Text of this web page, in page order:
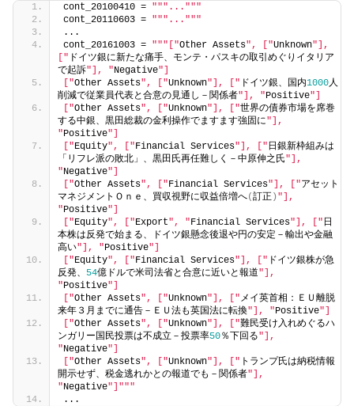
cont_20100410 = """..."""
cont_20110603 = """..."""
...
cont_20161003 = """["Other Assets", ["Unknown"],
[" ドイツ銀に新たな痛手、モンテ・パスキの取引めぐりイタリア
で起訴"], "Negative"]
["Other Assets", ["Unknown"], [" ドイツ銀、国内1000人
削減で従業員代表と合意の見通し－関係者"], "Positive"]
["Other Assets", ["Unknown"], ["世界の債券市場を席巻
する中銀、黒田総裁の金利操作でますます強固に"],
"Positive"]
["Equity", ["Financial Services"], [" 日銀新枠組みは
「リフレ派の敗北」、黒田氏再任難しく－中原伸之氏"],
"Negative"]
["Other Assets", ["Financial Services"], ["アセット
マネジメントＯｎｅ、買収視野に収益倍増へ(訂正 ) "],
"Positive"]
["Equity", ["Export", "Financial Services"], [" 日
本株は反発で始まる、ドイツ銀懸念後退や円の安定－輸出や金融
高い"], "Positive"]
["Equity", ["Financial Services"], [" ドイツ銀株が急
反発、 54億ドルで米司法省と合意に近いと報道"],
"Positive"]
["Other Assets", ["Unknown"], [" メイ英首相：ＥＵ離脱
来年３月までに通告－ＥＵ法も英国法に転換"], "Positive"]
["Other Assets", ["Unknown"], ["難民受け入れめぐるハ
ンガリー国民投票は不成立－投票率50％下回る"],
"Negative"]
["Other Assets", ["Unknown"], [" トランプ氏は納税情報
開示せず、税金逃れかとの報道でも－関係者"],
"Negative"]"""
...